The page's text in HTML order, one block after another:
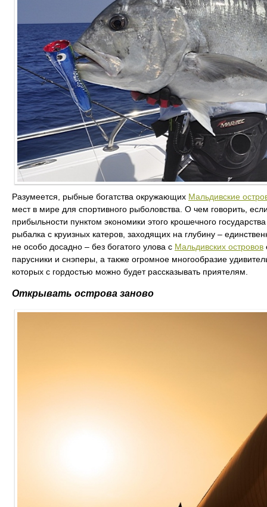
Разумеется, рыбные богатства окружающих Мальдивские
мест в мире для спортивного рыболовства. О чем говорить,
прибыльности пунктом экономики этого крошечного
рыбалка с круизных катеров, заходящих на глубину –
не особо досадно – без богатого улова с Мальдивских островов
парусники и снэперы, а также огромное многообразие
которых с гордостью можно будет рассказывать приятелям.
Открывать острова заново